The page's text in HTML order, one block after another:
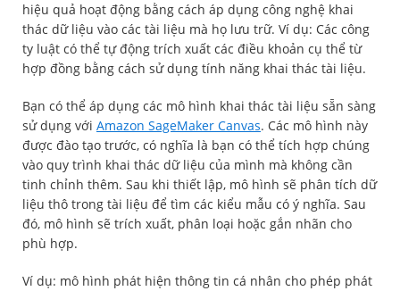
hiệu quả hoạt động bằng cách áp dụng công nghệ khai
thác dữ liệu vào các tài liệu mà họ lưu trữ. Ví dụ: Các công
ty luật có thể tự động trích xuất các điều khoản cụ thể từ
hợp đồng bằng cách sử dụng tính năng khai thác tài liệu.
Bạn có thể áp dụng các mô hình khai thác tài liệu sẵn sàng
sử dụng với Amazon SageMaker Canvas. Các mô hình này
được đào tạo trước, có nghĩa là bạn có thể tích hợp chúng
vào quy trình khai thác dữ liệu của mình mà không cần
tinh chỉnh thêm. Sau khi thiết lập, mô hình sẽ phân tích dữ
liệu thô trong tài liệu để tìm các kiểu mẫu có ý nghĩa. Sau
đó, mô hình sẽ trích xuất, phân loại hoặc gắn nhãn cho
phù hợp.
Ví dụ: mô hình phát hiện thông tin cá nhân cho phép phát